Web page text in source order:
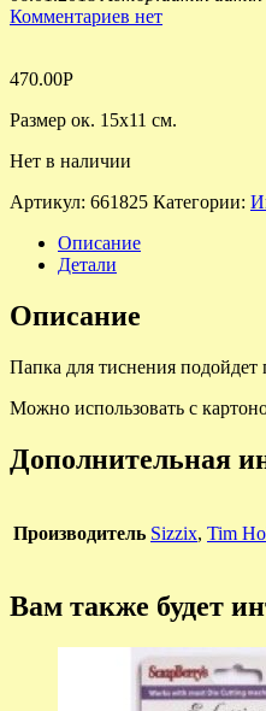
Комментариев нет
470.00Р
Размер ок. 15х11 см.
Нет в наличии
Артикул: 661825 Категории:
Описание
Детали
Описание
Папка для тиснения
Можно использовать с
Дополнительная
Производитель Sizzix, Tim
Вам также будет